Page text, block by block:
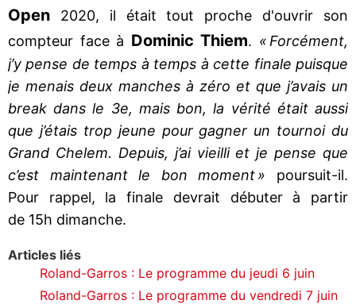
Open 2020, il était tout proche d'ouvrir son
compteur face à Dominic Thiem. « Forcément,
j’y pense de temps à temps à cette finale puisque
je menais deux manches à zéro et que j’avais un
break dans le 3e, mais bon, la vérité était aussi
que j’étais trop jeune pour gagner un tournoi du
Grand Chelem. Depuis, j’ai vieilli et je pense que
c’est maintenant le bon moment » poursuit-il.
Pour rappel, la finale devrait débuter à partir
de 15h dimanche.
Articles liés
Roland-Garros : Le programme du jeudi 6 juin
Roland-Garros : Le programme du vendredi 7 juin